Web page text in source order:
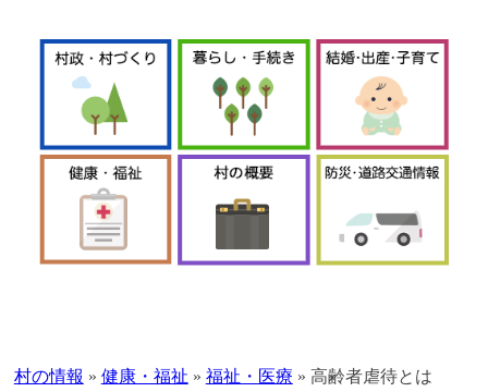
移村の情報 » 健康・福祉 » 福祉・医療 » 高齢者虐待とは